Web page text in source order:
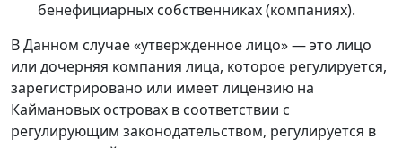
бенефициарных собственниках (компаниях).
В Данном случае «утвержденное лицо» — это лицо
или дочерняя компания лица, которое регулируется,
зарегистрировано или имеет лицензию на
Каймановых островах в соответствии с
регулирующим законодательством, регулируется в